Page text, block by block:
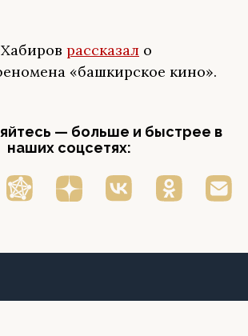
рассказал о
«башкирское кино».
— больше и быстрее в
наших соцсетях: